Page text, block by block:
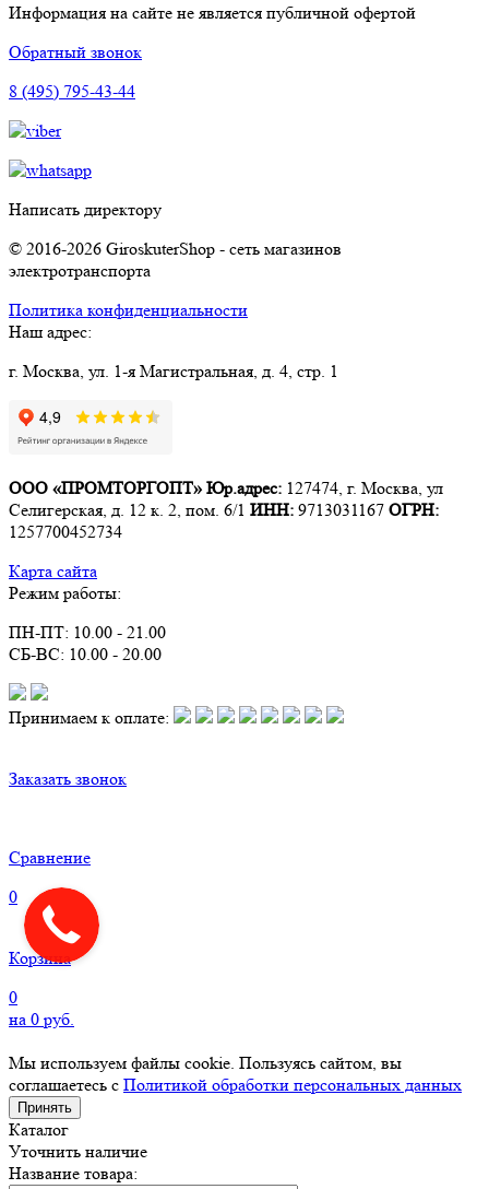
Информация на сайте не является публичной офертой
Обратный звонок
8 (495) 795-43-44
Написать директору
© 2016-2026 GiroskuterShop - сеть магазинов
электротранспорта
Политика конфиденциальности
Наш адрес:
г. Москва, ул. 1-я Магистральная, д. 4, стр. 1
ООО «ПРОМТОРГОПТ» Юр.адрес: 127474, г. Москва, ул
Селигерская, д. 12 к. 2, пом. 6/1 ИНН: 9713031167 ОГРН:
1257700452734
Карта сайта
Режим работы:
ПН-ПТ: 10.00 - 21.00
СБ-ВС: 10.00 - 20.00
Принимаем к оплате:
Заказать звонок
Сравнение
0
Корзина
0
на 0 руб.
Мы используем файлы cookie. Пользуясь сайтом, вы
соглашаетесь с Политикой обработки персональных данных
Принять
Каталог
Уточнить наличие
Название товара: